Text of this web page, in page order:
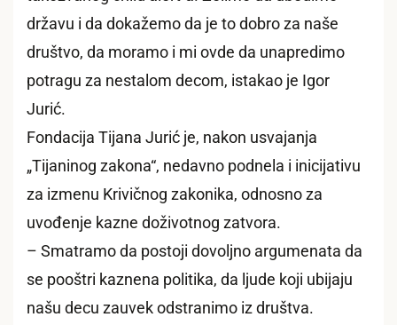
državu i da dokažemo da je to dobro za naše
društvo, da moramo i mi ovde da unapredimo
potragu za nestalom decom, istakao je Igor
Jurić.
Fondacija Tijana Jurić je, nakon usvajanja
„Tijaninog zakona“, nedavno podnela i inicijativu
za izmenu Krivičnog zakonika, odnosno za
uvođenje kazne doživotnog zatvora.
– Smatramo da postoji dovoljno argumenata da
se pooštri kaznena politika, da ljude koji ubijaju
našu decu zauvek odstranimo iz društva.